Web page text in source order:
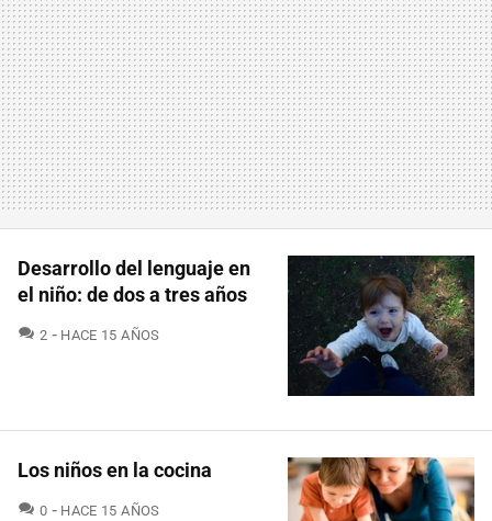
Desarrollo del lenguaje en
el niño: de dos a tres años
2 COMENTARIOS
HACE 15 AÑOS
Los niños en la cocina
0 COMENTARIOS
HACE 15 AÑOS